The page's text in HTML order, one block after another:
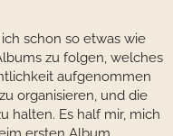
schon so etwas wie
zu folgen, welches
aufgenommen
organisieren, und die
halten. Es half mir, mich